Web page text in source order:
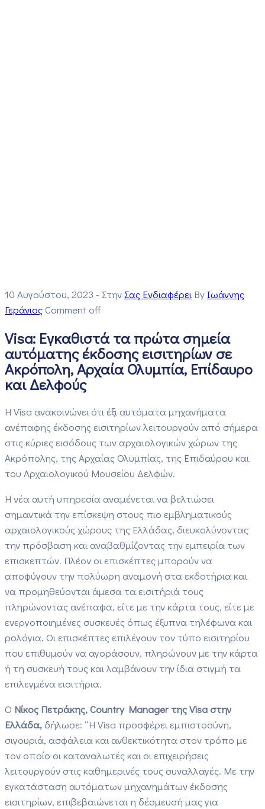
10 Αυγούστου, 2023 - Στην Σας Ενδιαφέρει By Ιωάννης
ΓεράνιοςComment off
Visa: Εγκαθιστά τα πρώτα σημεία
αυτόματης έκδοσης εισιτηρίων σε
Ακρόπολη, Αρχαία Ολυμπία, Επίδαυρο
και Δελφούς
Η Visa ανακοινώνει ότι έξι αυτόματα μηχανήματα
ανέπαφης έκδοσης εισιτηρίων λειτουργούν από σήμερα
στις κύριες εισόδους των αρχαιολογικών χώρων της
Ακρόπολης, της Αρχαίας Ολυμπίας, της Επιδαύρου και
του Αρχαιολογικού Μουσείου Δελφών.
Η νέα αυτή υπηρεσία αναμένεται να βελτιώσει
σημαντικά την επίσκεψη στους πιο εμβληματικούς
αρχαιολογικούς χώρους της Ελλάδας, διευκολύνοντας
την πρόσβαση και αναβαθμίζοντας την εμπειρία των
επισκεπτών. Πλέον οι επισκέπτες μπορούν να
αποφύγουν την πολύωρη αναμονή στα εκδοτήρια και
να προμηθεύονται άμεσα τα εισιτήριά τους
πληρώνοντας ανέπαφα, είτε με την κάρτα τους, είτε με
ενεργοποιημένες συσκευές όπως έξυπνα τηλέφωνα και
ρολόγια. Οι επισκέπτες επιλέγουν τον τύπο εισιτηρίου
που επιθυμούν να αγοράσουν, πληρώνουν με την κάρτα
ή τη συσκευή τους και λαμβάνουν την ίδια στιγμή τα
επιλεγμένα εισιτήρια.
Ο Νίκος Πετράκης, Country Manager της Visa στην
Ελλάδα, δήλωσε: “Η Visa προσφέρει εμπιστοσύνη,
σιγουριά, ασφάλεια και ανθεκτικότητα στον τρόπο με
τον οποίο οι καταναλωτές και οι επιχειρήσεις
λειτουργούν στις καθημερινές τους συναλλαγές. Με την
εγκατάσταση αυτόματων μηχανημάτων έκδοσης
εισιτηρίων, επιβεβαιώνεται η δέσμευσή μας για